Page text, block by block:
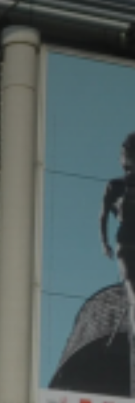
Adresse email*
Statut / Organisation
J'accepte les
* Champ obligatoire
Statut / Organisation
J'accepte les
* Champ obligatoire